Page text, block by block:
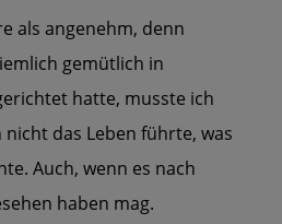
als angenehm, denn
gemütlich in
hatte, musste ich
das Leben führte, was
Auch, wenn es nach
haben mag.